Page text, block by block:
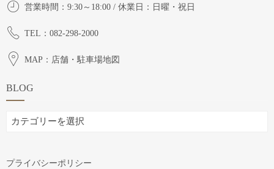
営業時間：9:30～18:00 / 休業日：日曜・祝日
TEL：082-298-2000
MAP：店舗・駐車場地図
BLOG
BLOG
プライバシーポリシー